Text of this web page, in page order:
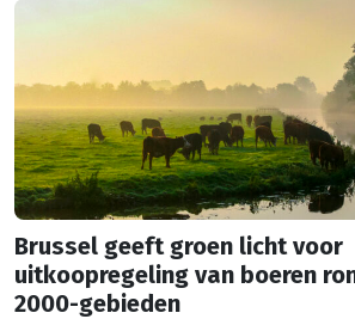
Euroclear parkeerde. De EU
Brussel geeft groen licht voor
uitkoopregeling van boeren
2000-gebieden